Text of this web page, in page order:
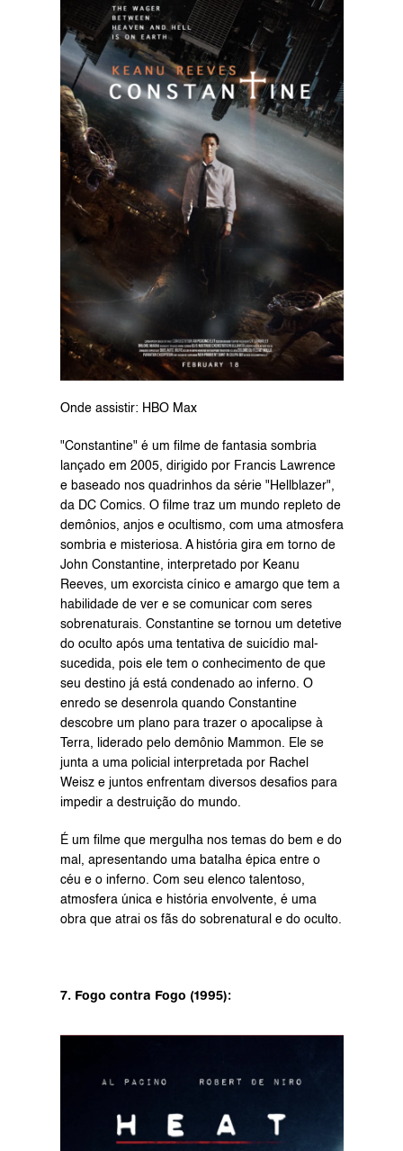
Onde assistir: HBO Max
"Constantine" é um filme de fantasia sombria
lançado em 2005, dirigido por Francis Lawrence
e baseado nos quadrinhos da série "Hellblazer",
da DC Comics. O filme traz um mundo repleto de
demônios, anjos e ocultismo, com uma atmosfera
sombria e misteriosa. A história gira em torno de
John Constantine, interpretado por Keanu
Reeves, um exorcista cínico e amargo que tem a
habilidade de ver e se comunicar com seres
sobrenaturais. Constantine se tornou um detetive
do oculto após uma tentativa de suicídio mal-
sucedida, pois ele tem o conhecimento de que
seu destino já está condenado ao inferno. O
enredo se desenrola quando Constantine
descobre um plano para trazer o apocalipse à
Terra, liderado pelo demônio Mammon. Ele se
junta a uma policial interpretada por Rachel
Weisz e juntos enfrentam diversos desafios para
impedir a destruição do mundo.
É um filme que mergulha nos temas do bem e do
mal, apresentando uma batalha épica entre o
céu e o inferno. Com seu elenco talentoso,
atmosfera única e história envolvente, é uma
obra que atrai os fãs do sobrenatural e do oculto.
7. Fogo contra Fogo (1995):